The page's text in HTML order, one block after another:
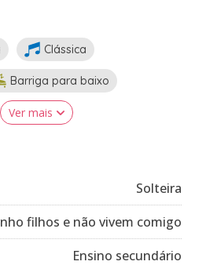
Clássica
Barriga para baixo
Ver mais
Solteira
filhos e não vivem comigo
Ensino secundário